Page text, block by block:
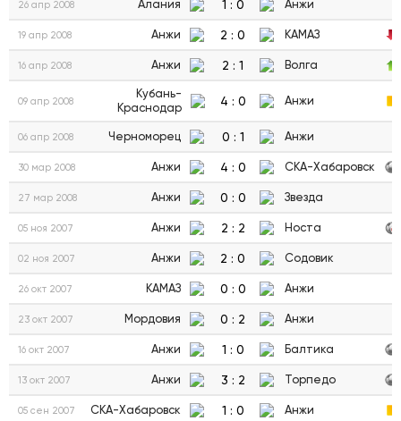
26 апр 2008 Алания 1 : 0 Анжи
19 апр 2008 Анжи 2 : 0 КАМАЗ
16 апр 2008 Анжи 2 : 1 Волга
09 апр 2008
Кубань-
Краснодар
4 : 0 Анжи
06 апр 2008 Черноморец 0 : 1 Анжи
30 мар 2008 Анжи 4 : 0 СКА-Хабаровск
27 мар 2008 Анжи 0 : 0 Звезда
05 ноя 2007 Анжи 2 : 2 Носта
02 ноя 2007 Анжи 2 : 0 Содовик
26 окт 2007 КАМАЗ 0 : 0 Анжи
23 окт 2007 Мордовия 0 : 2 Анжи
16 окт 2007 Анжи 1 : 0 Балтика
13 окт 2007 Анжи 3 : 2 Торпедо
05 сен 2007 СКА-Хабаровск 1 : 0 Анжи